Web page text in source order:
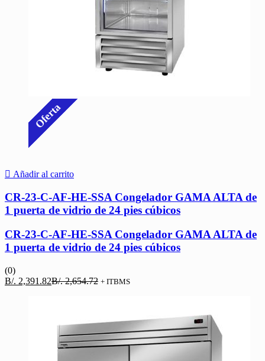
Oferta
Añadir al carrito
CR-23-C-AF-HE-SSA Congelador GAMA ALTA de
1 puerta de vidrio de 24 pies cúbicos
CR-23-C-AF-HE-SSA Congelador GAMA ALTA de
1 puerta de vidrio de 24 pies cúbicos
(0)
B/. 2,391.82El
B/. 2,391.82.
B/.2,654.72 El
B/. 2,654.72.
+ ITBMS